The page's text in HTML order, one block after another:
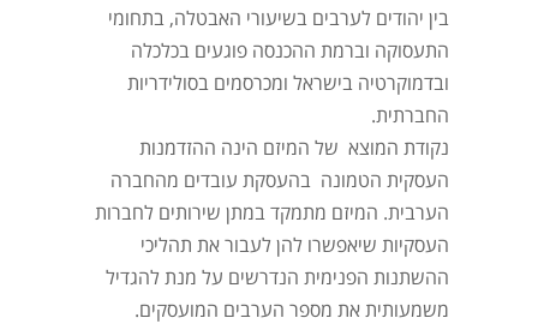
בין יהודים לערבים בשיעורי האבטלה, בתחומי
התעסוקה וברמת ההכנסה פוגעים בכלכלה
ובדמוקרטיה בישראל ומכרסמים בסולידריות
החברתית.
נקודת המוצא של המיזם הינה ההזדמנות
העסקית הטמונה בהעסקת עובדים מהחברה
הערבית. המיזם מתמקד במתן שירותים לחברות
העסקיות שיאפשרו להן לעבור את תהליכי
ההשתנות הפנימית הנדרשים על מנת להגדיל
משמעותית את מספר הערבים המועסקים.